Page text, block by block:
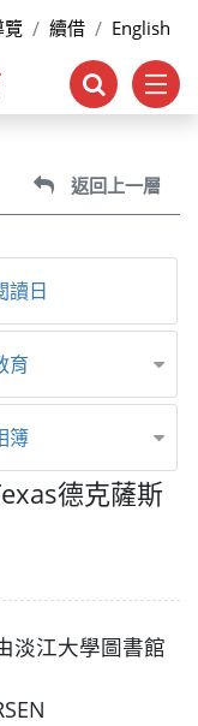
覽 續借 English
返回上一層
讀日
育
簿
德克薩斯
淡江大學圖書館
IVERSEN